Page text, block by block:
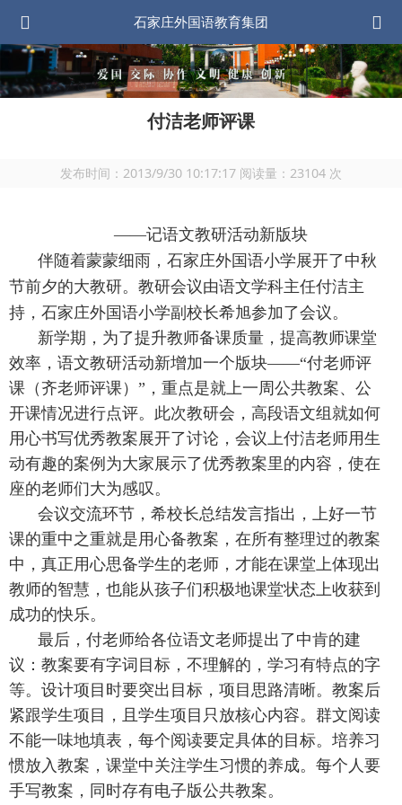
石家庄外国语教育集团
付洁老师评课
发布时间： 2013/9/30 10:17:17 阅读量： 23104 次
——记语文教研活动新版块
伴随着蒙蒙细雨，石家庄外国语小学展开了中秋
节前夕的大教研。教研会议由语文学科主任付洁主
持， 石家庄外国语小学副校长希旭参加了会议。
新学期，为了提升教师备课质量，提高教师课堂
效率，语文教研活动新增加一个版块——“付老师评
课（齐老师评课）”，重点是就上一周公共教案、公
开课情况进行点评。此次教研会，高段语文组就如何
用心书写优秀教案展开了讨论，会议上付洁老师用生
动有趣的案例为大家展示了优秀教案里的内容，使在
座的老师们大为感叹。
会议交流环节，希校长总结发言指出，上好一节
课的重中之重就是用心备教案，在所有整理过的教案
中，真正用心思备学生的老师，才能在课堂上体现出
教师的智慧，也能从孩子们积极地课堂状态上收获到
成功的快乐。
最后，付老师给各位语文老师提出了中肯的建
议：教案要有字词目标，不理解的，学习有特点的字
等。设计项目时要突出目标，项目思路清晰。教案后
紧跟学生项目，且学生项目只放核心内容。群文阅读
不能一味地填表，每个阅读要定具体的目标。培养习
惯放入教案，课堂中关注学生习惯的养成。每个人要
手写教案，同时存有电子版公共教案。